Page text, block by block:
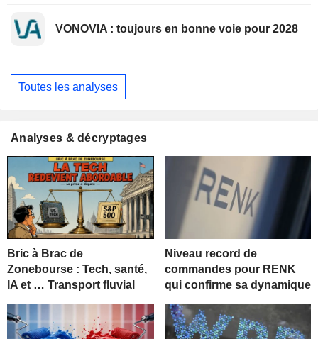
VONOVIA : toujours en bonne voie pour 2028
Toutes les analyses
Analyses & décryptages
Bric à Brac de
Zonebourse : Tech, santé,
IA et … Transport fluvial
Niveau record de
commandes pour RENK
qui confirme sa dynamique